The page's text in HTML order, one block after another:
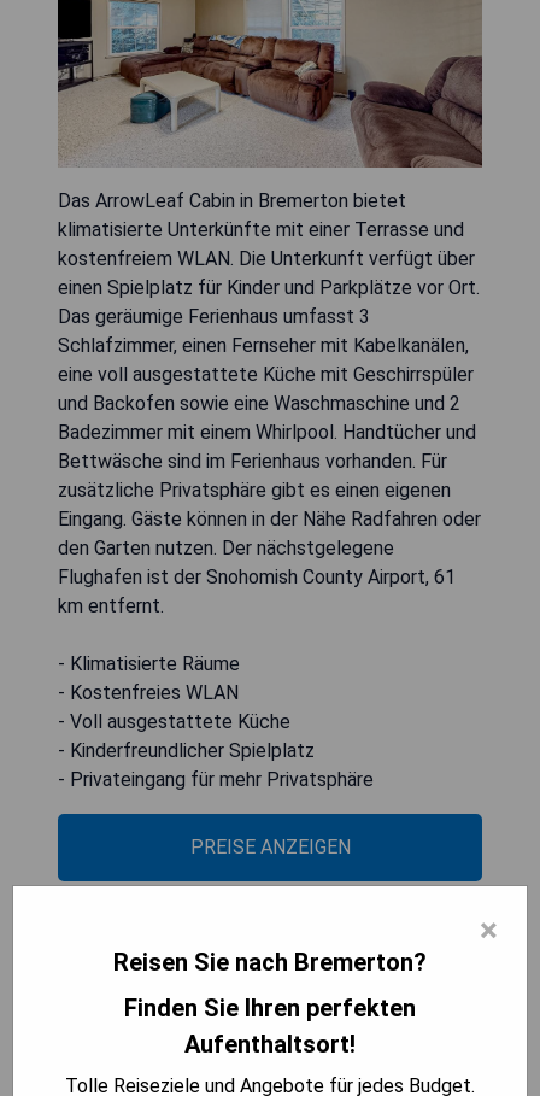
Das ArrowLeaf Cabin in Bremerton bietet
klimatisierte Unterkünfte mit einer Terrasse und
kostenfreiem WLAN. Die Unterkunft verfügt über
einen Spielplatz für Kinder und Parkplätze vor Ort.
Das geräumige Ferienhaus umfasst 3
Schlafzimmer, einen Fernseher mit Kabelkanälen,
eine voll ausgestattete Küche mit Geschirrspüler
und Backofen sowie eine Waschmaschine und 2
Badezimmer mit einem Whirlpool. Handtücher und
Bettwäsche sind im Ferienhaus vorhanden. Für
zusätzliche Privatsphäre gibt es einen eigenen
Eingang. Gäste können in der Nähe Radfahren oder
den Garten nutzen. Der nächstgelegene
Flughafen ist der Snohomish County Airport, 61
km entfernt.
- Klimatisierte Räume
- Kostenfreies WLAN
- Voll ausgestattete Küche
- Kinderfreundlicher Spielplatz
- Privateingang für mehr Privatsphäre
PREISE ANZEIGEN
Super 8 by Wyndham Bremerton
×
Reisen Sie nach Bremerton?
Finden Sie Ihren perfekten
Aufenthaltsort!
Tolle Reiseziele und Angebote für jedes Budget.